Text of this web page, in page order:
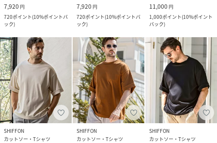
7,920 円
720ポイント(10%ポイントバ
ック)
7,920 円
720ポイント(10%ポイントバ
ック)
11,000 円
1,000ポイント(10%ポイント
バック)
SHIFFON
カットソー・Tシャツ
SHIFFON
カットソー・Tシャツ
SHIFFON
カットソー・Tシャツ